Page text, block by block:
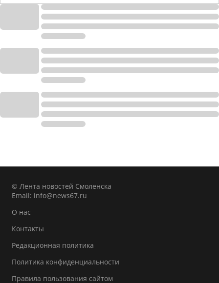
© Лента новостей Смоленска
Email: info@news67.ru
О нас
Контакты
Редакционная политика
Политика конфиденциальности
Правила пользования сайтом